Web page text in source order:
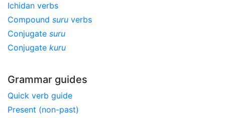
Ichidan verbs
Compound suru verbs
Conjugate suru
Conjugate kuru
Grammar guides
Quick verb guide
Present (non-past)